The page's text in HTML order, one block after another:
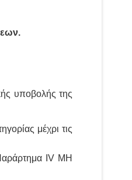
υποβολής της
μέχρι τις
ΙV ΜΗ